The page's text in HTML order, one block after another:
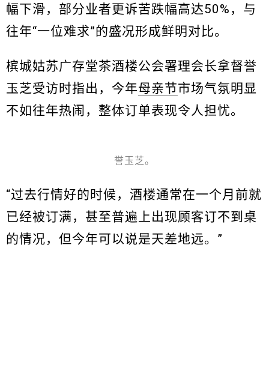
幅下滑，部分业者更诉苦跌幅高达50%，与
往年“一位难求”的盛况形成鲜明对比。
槟城姑苏广存堂茶酒楼公会署理会长拿督誉
玉芝受访时指出，今年母亲节市场气氛明显
不如往年热闹，整体订单表现令人担忧。
誉玉芝。
“过去行情好的时候，酒楼通常在一个月前就
已经被订满，甚至普遍上出现顾客订不到桌
的情况，但今年可以说是天差地远。”